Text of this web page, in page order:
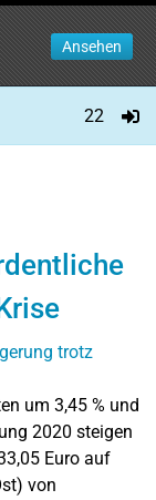
Ansehen
22
um 3,45 % und
2020 steigen
Euro auf
von